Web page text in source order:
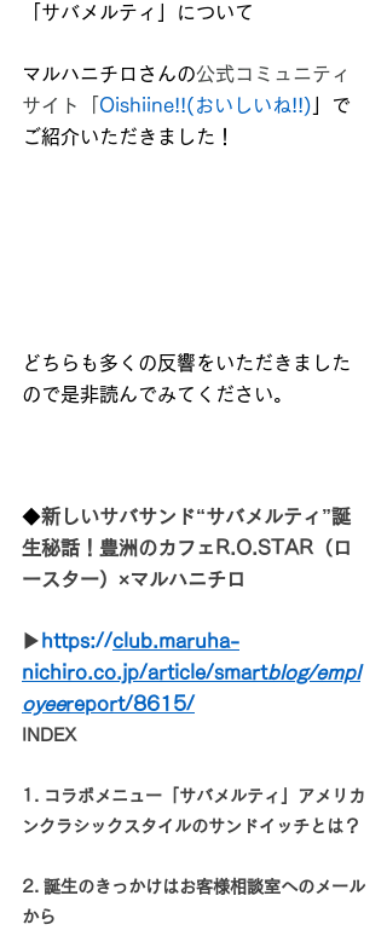
「サバメルティ」について
マルハニチロさんの公式コミュニティ
サイト「 Oishiine!!(おいしいね!!) 」で
ご紹介いただきました！
どちらも多くの反響をいただきました
ので是非読んでみてください。
◆新しいサバサンド“サバメルティ”誕
生秘話！豊洲のカフェR.O.STAR（ロ
ースター）×マルハニチロ
▶ https://club.maruha-
nichiro.co.jp/article/smartblog/empl
oyeereport/8615/
INDEX
1. コラボメニュー「サバメルティ」アメリカ
ンクラシックスタイルのサンドイッチとは？
2. 誕生のきっかけはお客様相談室へのメール
から